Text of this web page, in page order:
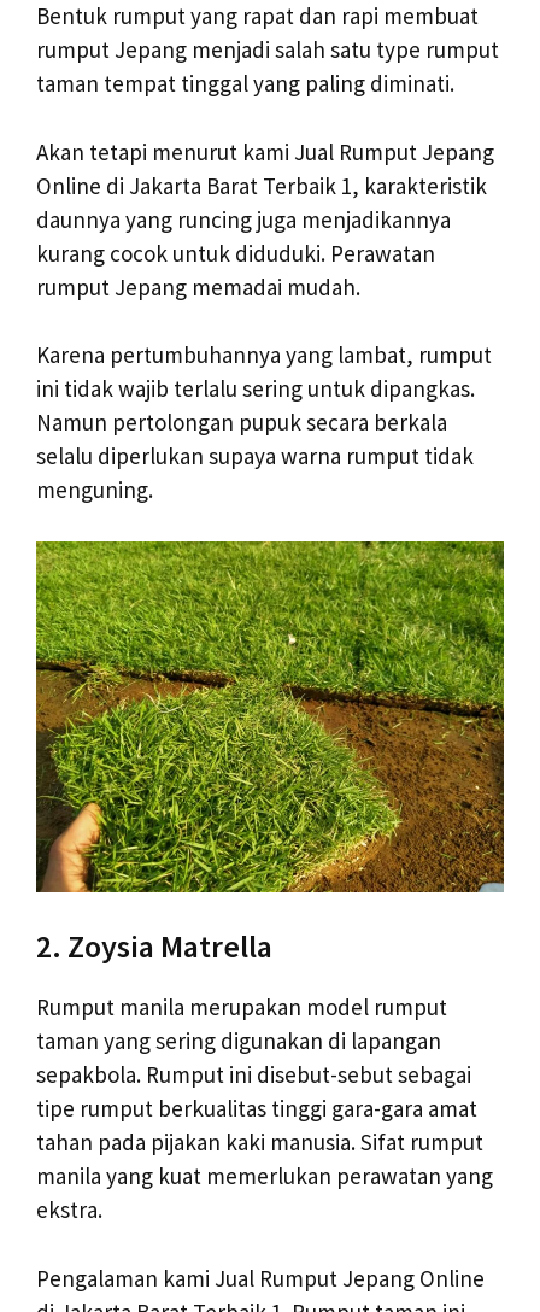
Bentuk rumput yang rapat dan rapi membuat
rumput Jepang menjadi salah satu type rumput
taman tempat tinggal yang paling diminati.
Akan tetapi menurut kami Jual Rumput Jepang
Online di Jakarta Barat Terbaik 1, karakteristik
daunnya yang runcing juga menjadikannya
kurang cocok untuk diduduki. Perawatan
rumput Jepang memadai mudah.
Karena pertumbuhannya yang lambat, rumput
ini tidak wajib terlalu sering untuk dipangkas.
Namun pertolongan pupuk secara berkala
selalu diperlukan supaya warna rumput tidak
menguning.
2. Zoysia Matrella
Rumput manila merupakan model rumput
taman yang sering digunakan di lapangan
sepakbola. Rumput ini disebut-sebut sebagai
tipe rumput berkualitas tinggi gara-gara amat
tahan pada pijakan kaki manusia. Sifat rumput
manila yang kuat memerlukan perawatan yang
ekstra.
Pengalaman kami Jual Rumput Jepang Online